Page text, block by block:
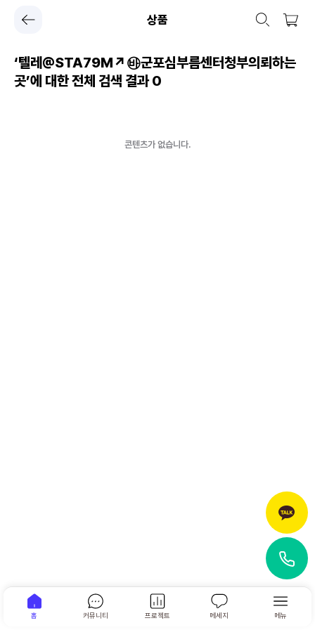
상품
‘텔레@STA79M↗㉳군포심부름센터청부의뢰하는
곳’에 대한 전체 검색 결과0
콘텐츠가 없습니다.
홈 커뮤니티 프로젝트 메세지 메뉴